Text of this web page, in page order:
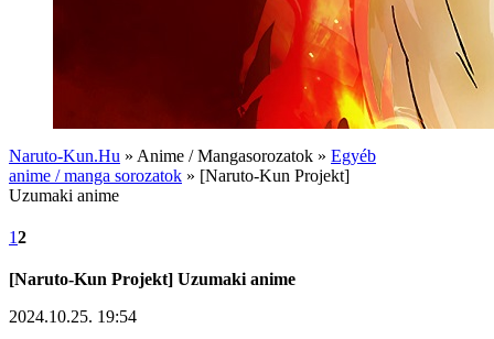
Naruto-Kun.Hu » Anime / Mangasorozatok » Egyéb
anime / manga sorozatok » [Naruto-Kun Projekt]
Uzumaki anime
12
[Naruto-Kun Projekt] Uzumaki anime
2024.10.25. 19:54